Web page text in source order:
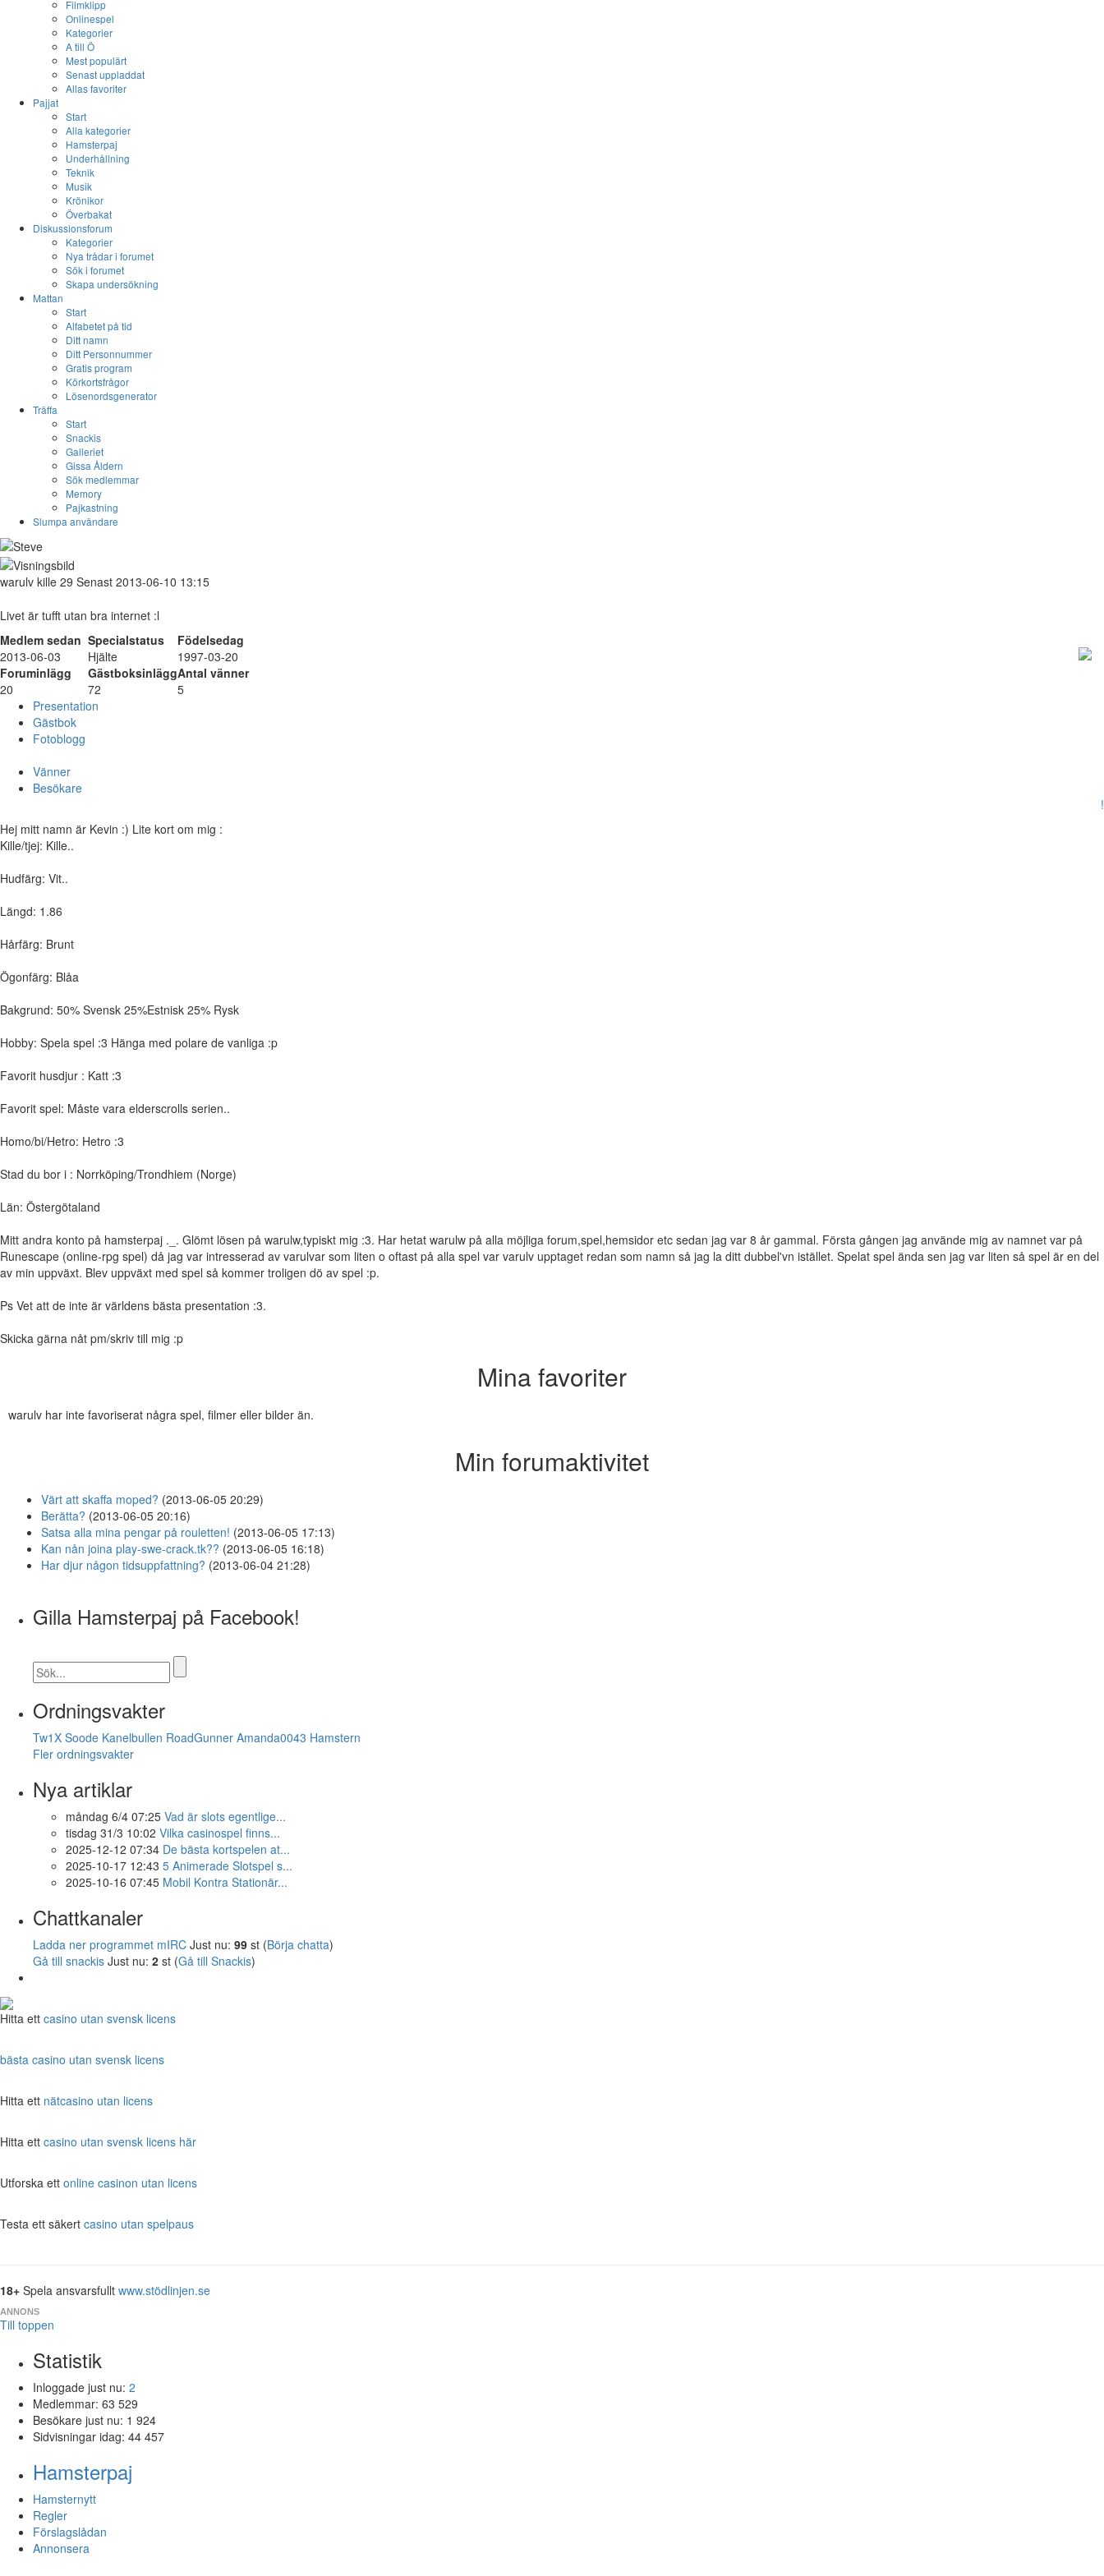
Filmklipp
Onlinespel
Kategorier
A till Ö
Mest populärt
Senast uppladdat
Allas favoriter
Pajjat
Start
Alla kategorier
Hamsterpaj
Underhållning
Teknik
Musik
Krönikor
Överbakat
Diskussionsforum
Kategorier
Nya trådar i forumet
Sök i forumet
Skapa undersökning
Mattan
Start
Alfabetet på tid
Ditt namn
Ditt Personnummer
Gratis program
Körkortsfrågor
Lösenordsgenerator
Träffa
Start
Snackis
Galleriet
Gissa Åldern
Sök medlemmar
Memory
Pajkastning
Slumpa användare
warulv kille 29 Senast 2013-06-10 13:15
Livet är tufft utan bra internet :l
Medlem sedan Specialstatus
Födelsedag
2013-06-03
Hjälte
1997-03-20
Foruminlägg
GästboksinläggAntal vänner
20
72
5
Presentation
Gästbok
Fotoblogg
Vänner
Besökare
!
Hej mitt namn är Kevin :) Lite kort om mig :
Kille/tjej: Kille..
Hudfärg: Vit..
Längd: 1.86
Hårfärg: Brunt
Ögonfärg: Blåa
Bakgrund: 50% Svensk 25%Estnisk 25% Rysk
Hobby: Spela spel :3 Hänga med polare de vanliga :p
Favorit husdjur : Katt :3
Favorit spel: Måste vara elderscrolls serien..
Homo/bi/Hetro: Hetro :3
Stad du bor i : Norrköping/Trondhiem (Norge)
Län: Östergötaland
Mitt andra konto på hamsterpaj ._. Glömt lösen på warulw,typiskt mig :3. Har hetat warulw på alla möjliga forum,spel,hemsidor etc sedan jag var 8 år gammal. Första gången jag använde mig av namnet var på
Runescape (online-rpg spel) då jag var intresserad av varulvar som liten o oftast på alla spel var varulv upptaget redan som namn så jag la ditt dubbel'vn istället. Spelat spel ända sen jag var liten så spel är en del
av min uppväxt. Blev uppväxt med spel så kommer troligen dö av spel :p.
Ps Vet att de inte är världens bästa presentation :3.
Skicka gärna nåt pm/skriv till mig :p
Mina favoriter
warulv har inte favoriserat några spel, filmer eller bilder än.
Min forumaktivitet
Värt att skaffa moped? (2013-06-05 20:29)
Berätta? (2013-06-05 20:16)
Satsa alla mina pengar på rouletten! (2013-06-05 17:13)
Kan nån joina play-swe-crack.tk?? (2013-06-05 16:18)
Har djur någon tidsuppfattning? (2013-06-04 21:28)
Gilla Hamsterpaj på Facebook!
Ordningsvakter
Tw1X Soode Kanelbullen RoadGunner Amanda0043 Hamstern
Fler ordningsvakter
Nya artiklar
måndag 6/4 07:25 Vad är slots egentlige...
tisdag 31/3 10:02 Vilka casinospel finns...
2025-12-12 07:34 De bästa kortspelen at...
2025-10-17 12:43 5 Animerade Slotspel s...
2025-10-16 07:45 Mobil Kontra Stationär...
Chattkanaler
Ladda ner programmet mIRC Just nu: 99 st (Börja chatta)
Gå till snackis Just nu: 2 st (Gå till Snackis)
Hitta ett casino utan svensk licens
bästa casino utan svensk licens
Hitta ett nätcasino utan licens
Hitta ett casino utan svensk licens här
Utforska ett online casinon utan licens
Testa ett säkert casino utan spelpaus
18+ Spela ansvarsfullt www.stödlinjen.se
ANNONS
Till toppen
Statistik
Inloggade just nu: 2
Medlemmar: 63 529
Besökare just nu: 1 924
Sidvisningar idag: 44 457
Hamsterpaj
Hamsternytt
Regler
Förslagslådan
Annonsera